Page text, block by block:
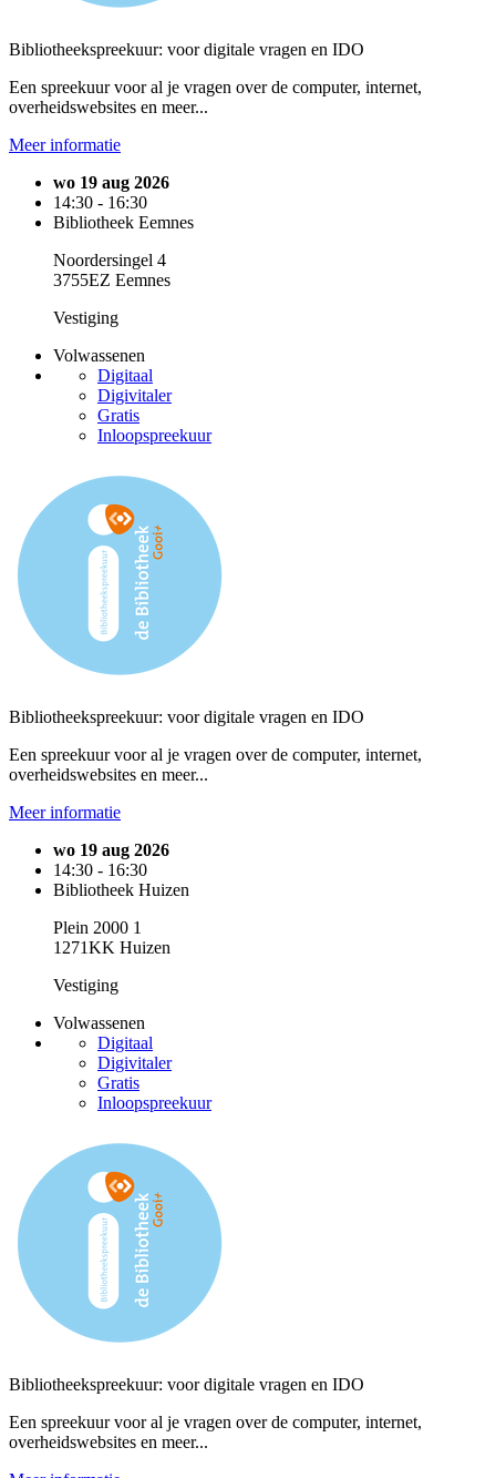
Bibliotheekspreekuur: voor digitale vragen en IDO
Een spreekuur voor al je vragen over de computer, internet,
overheidswebsites en meer...
Meer informatie
wo 19 aug 2026
14:30 - 16:30
Bibliotheek Eemnes
Noordersingel 4
3755EZ Eemnes
Vestiging
Volwassenen
Digitaal
Digivitaler
Gratis
Inloopspreekuur
Bibliotheekspreekuur: voor digitale vragen en IDO
Een spreekuur voor al je vragen over de computer, internet,
overheidswebsites en meer...
Meer informatie
wo 19 aug 2026
14:30 - 16:30
Bibliotheek Huizen
Plein 2000 1
1271KK Huizen
Vestiging
Volwassenen
Digitaal
Digivitaler
Gratis
Inloopspreekuur
Bibliotheekspreekuur: voor digitale vragen en IDO
Een spreekuur voor al je vragen over de computer, internet,
overheidswebsites en meer...